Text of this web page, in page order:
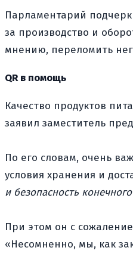
Парламентарий
за производство и
мнению, переломить
QR в помощь
Качество продуктов
заявил заместитель
По его словам, очень
условия хранения и
и безопасность
При этом он с
«Несомненно, мы, как